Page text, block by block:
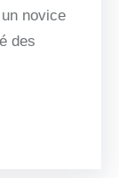
novice
des